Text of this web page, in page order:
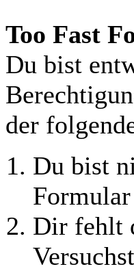
Too Fast
Du bist
der
Du bist
Dir fehlt